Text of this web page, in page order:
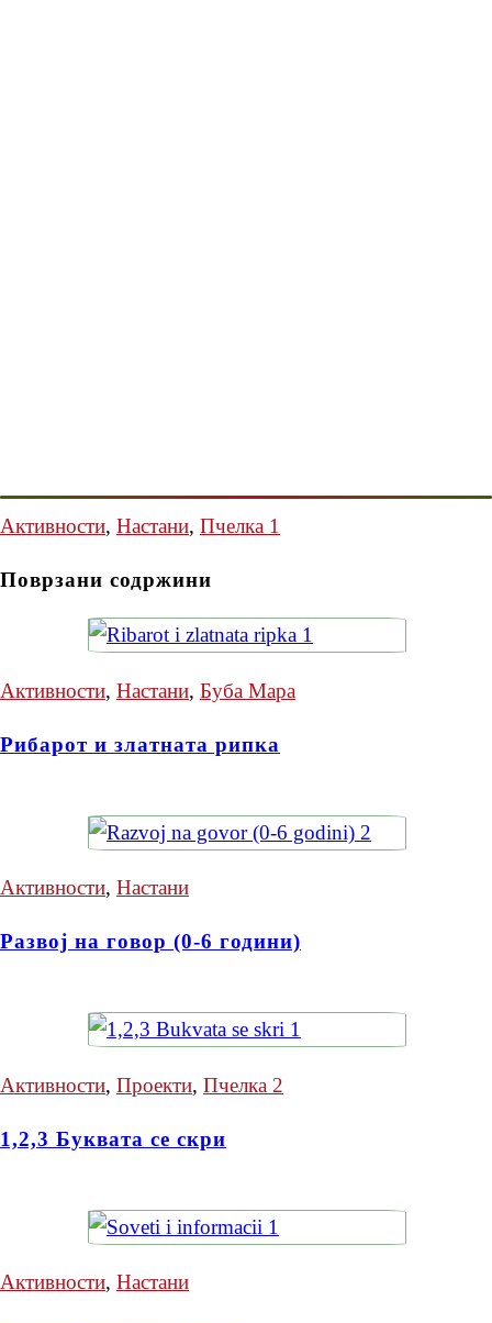
Активности, Настани, Пчелка 1
Поврзани содржини
Активности, Настани, Буба Мара
Рибарот и златната рипка
Активности, Настани
Развој на говор (0-6 години)
Активности, Проекти, Пчелка 2
1,2,3 Буквата се скри
Активности, Настани